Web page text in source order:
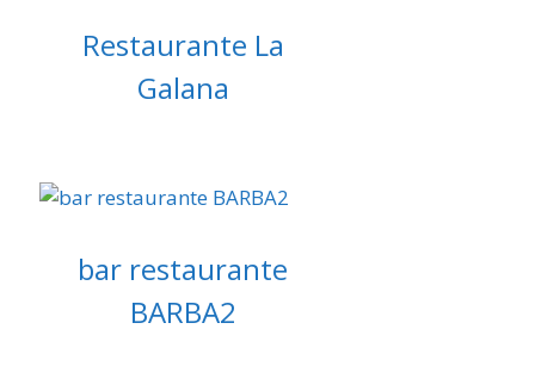
Restaurante La
Galana
bar restaurante
BARBA2